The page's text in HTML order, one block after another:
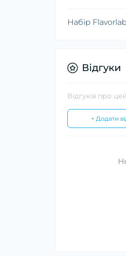
Набір
Відгуки
Відгуків про
+ Додати